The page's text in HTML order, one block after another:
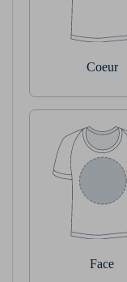
Coeur
Face